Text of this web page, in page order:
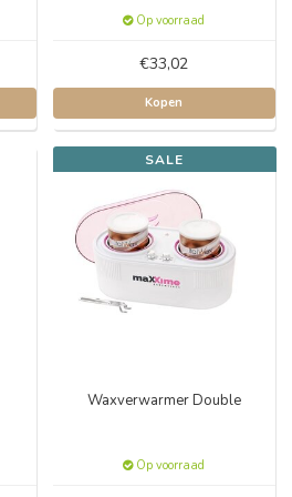
Op voorraad
€33,02
Kopen
SALE
Waxverwarmer Double
Op voorraad